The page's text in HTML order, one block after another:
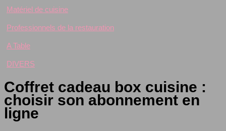
Matériel de cuisine
Professionnels de la restauration
A Table
DIVERS
Coffret cadeau box cuisine :
choisir son abonnement en
ligne